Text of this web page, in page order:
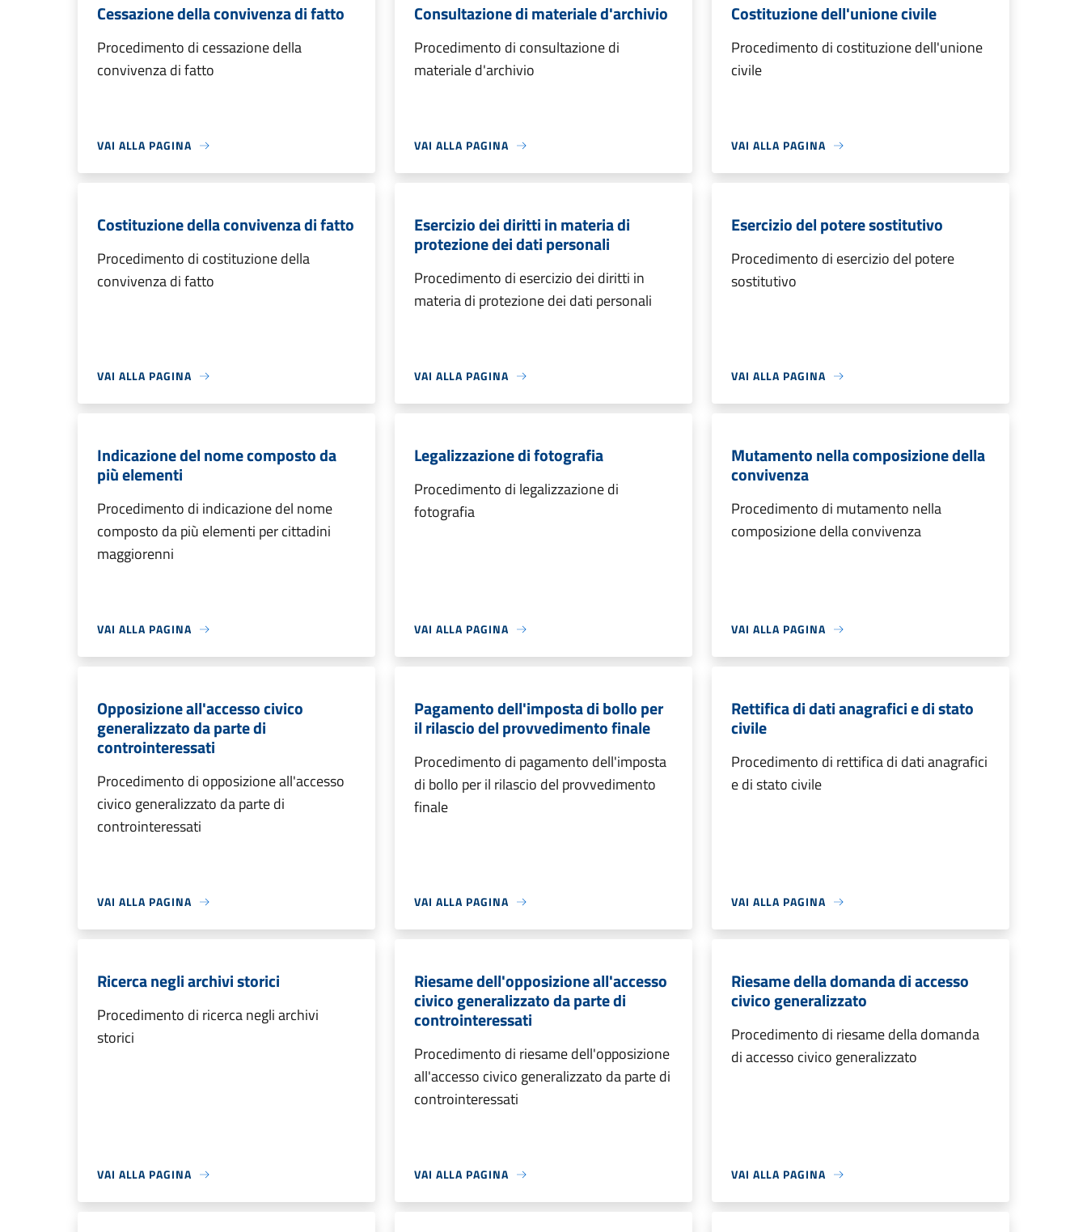
Cessazione della convivenza di fatto
Procedimento di cessazione della
convivenza di fatto
VAI ALLA PAGINA
Consultazione di materiale d'archivio
Procedimento di consultazione di
materiale d'archivio
VAI ALLA PAGINA
Costituzione dell'unione civile
Procedimento di costituzione dell'unione
civile
VAI ALLA PAGINA
Costituzione della convivenza di fatto
Procedimento di costituzione della
convivenza di fatto
VAI ALLA PAGINA
Esercizio dei diritti in materia di
protezione dei dati personali
Procedimento di esercizio dei diritti in
materia di protezione dei dati personali
VAI ALLA PAGINA
Esercizio del potere sostitutivo
Procedimento di esercizio del potere
sostitutivo
VAI ALLA PAGINA
Indicazione del nome composto da
più elementi
Procedimento di indicazione del nome
composto da più elementi per cittadini
maggiorenni
VAI ALLA PAGINA
Legalizzazione di fotografia
Procedimento di legalizzazione di
fotografia
VAI ALLA PAGINA
Mutamento nella composizione della
convivenza
Procedimento di mutamento nella
composizione della convivenza
VAI ALLA PAGINA
Opposizione all'accesso civico
generalizzato da parte di
controinteressati
Procedimento di opposizione all'accesso
civico generalizzato da parte di
controinteressati
VAI ALLA PAGINA
Pagamento dell'imposta di bollo per
il rilascio del provvedimento finale
Procedimento di pagamento dell'imposta
di bollo per il rilascio del provvedimento
finale
VAI ALLA PAGINA
Rettifica di dati anagrafici e di stato
civile
Procedimento di rettifica di dati anagrafici
e di stato civile
VAI ALLA PAGINA
Ricerca negli archivi storici
Procedimento di ricerca negli archivi
storici
VAI ALLA PAGINA
Riesame dell'opposizione all'accesso
civico generalizzato da parte di
controinteressati
Procedimento di riesame dell'opposizione
all'accesso civico generalizzato da parte di
controinteressati
VAI ALLA PAGINA
Riesame della domanda di accesso
civico generalizzato
Procedimento di riesame della domanda
di accesso civico generalizzato
VAI ALLA PAGINA